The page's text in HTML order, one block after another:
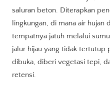
saluran beton. Diterapkan
lingkungan, di mana air hujan
tempatnya jatuh melalui
jalur hijau yang tidak tertutup
dibuka, diberi vegetasi tepi,
retensi.